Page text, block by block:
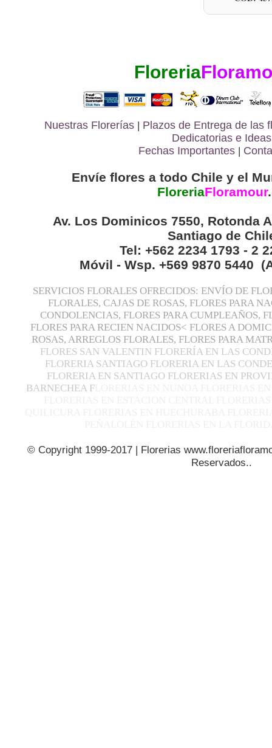
Floreria
Nuestras Florerías | Plazos de Entrega de las
Dedicatorias e Ideas
Fechas Importantes |
Envíe flores a todo Chile y el
FloreriaFloramour.
Av. Los Dominicos 7550, Rotonda
Santiago de
Tel: +562 2234 1793 - 2
Móvil - Wsp. +569 9870 5440
SERVICIOS FLORALES OFRECIDOS: ENVÍO DE
FLORALES, CAJAS DE ROSAS, FLORES PARA
CONDOLENCIAS, FLORES PARA CUMPLEAÑOS,
FLORES PARA RECIEN NACIDOS< FLORES A
ROSAS, ARREGLOS FLORALES, FLORES PARA
FLORES SAN VALENTIN FLORERÍA EN LAS
FLORERIA SANTIAGO FLORERIA EN LAS
FLORERIA EN SANTIAGO FLORERIAS EN
BARNECHEA F
© Copyright 1999-2017 | Florerias
Reservados..